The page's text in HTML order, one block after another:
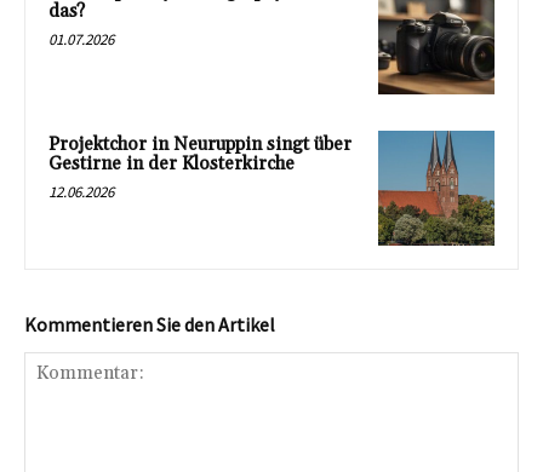
das?
01.07.2026
Projektchor in Neuruppin singt über
Gestirne in der Klosterkirche
12.06.2026
Kommentieren Sie den Artikel